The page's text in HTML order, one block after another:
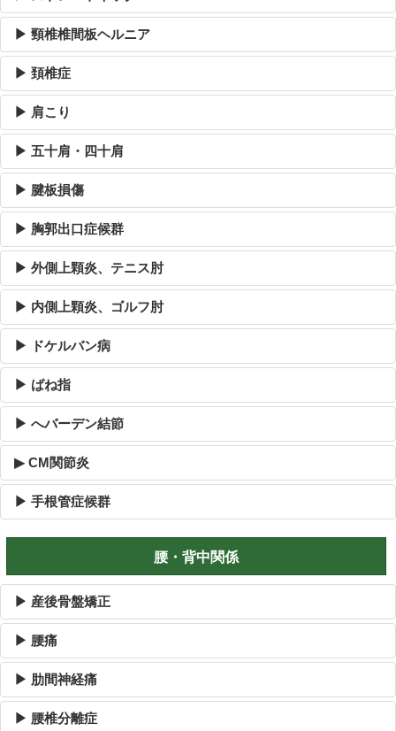
▶ 頸椎椎間板ヘルニア
▶ 頚椎症
▶ 肩こり
▶ 五十肩・四十肩
▶ 腱板損傷
▶ 胸郭出口症候群
▶ 外側上顆炎、テニス肘
▶ 内側上顆炎、ゴルフ肘
▶ ドケルバン病
▶ ばね指
▶ へバーデン結節
▶ CM関節炎
▶ 手根管症候群
腰・背中関係
▶ 産後骨盤矯正
▶ 腰痛
▶ 肋間神経痛
▶ 腰椎分離症